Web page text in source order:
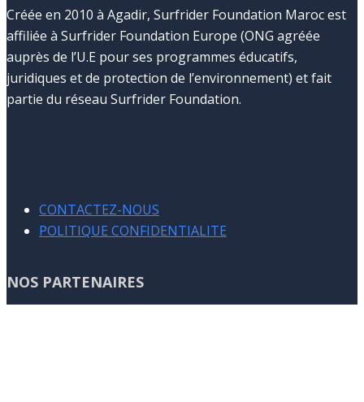
Créée en 2010 à Agadir, Surfrider Foundation Maroc est
affiliée à Surfrider Foundation Europe (ONG agréée
auprès de l’U.E pour ses programmes éducatifs,
juridiques et de protection de l’environnement) et fait
partie du réseau Surfrider Foundation.
CONTACTEZ-NOUS
POLITIQUE CONFIDENTIALITE
NOS PARTENAIRES